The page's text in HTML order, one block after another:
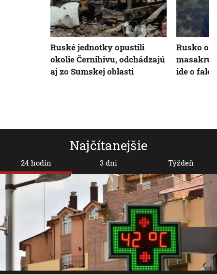
Najčítanejšie
24 hodín 3 dni Týždeň
Ruské jednotky opustili
okolie Černihivu, odchádzajú
aj zo Sumskej oblasti
Rusko
masakru
ide o